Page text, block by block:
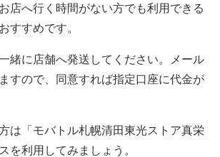
店へ行く時間がない方でも利用できる
すすめです。
緒に店舗へ発送してください。メール
すので、同意すれば指定口座に代金が
は「モバトル札幌清田東光ストア真栄
を利用してみましょう。